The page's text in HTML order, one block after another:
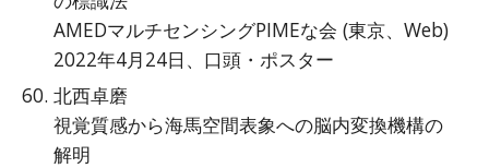
AMEDマルチセンシングPIMEな会 (東京、Web)
2022年4月24日、口頭・ポスター
北西卓磨
視覚質感から海馬空間表象への脳内変換機構の
解明